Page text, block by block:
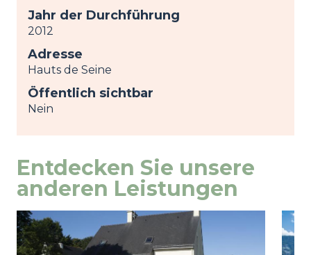
Jahr der Durchführung
2012
Adresse
Hauts de Seine
Öffentlich sichtbar
Nein
Entdecken Sie unsere
anderen Leistungen
Image
Ansicht